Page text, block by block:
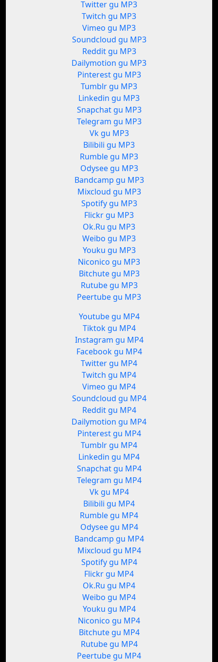
Twitter gu MP3
Twitch gu MP3
Vimeo gu MP3
Soundcloud gu MP3
Reddit gu MP3
Dailymotion gu MP3
Pinterest gu MP3
Tumblr gu MP3
Linkedin gu MP3
Snapchat gu MP3
Telegram gu MP3
Vk gu MP3
Bilibili gu MP3
Rumble gu MP3
Odysee gu MP3
Bandcamp gu MP3
Mixcloud gu MP3
Spotify gu MP3
Flickr gu MP3
Ok.Ru gu MP3
Weibo gu MP3
Youku gu MP3
Niconico gu MP3
Bitchute gu MP3
Rutube gu MP3
Peertube gu MP3
Youtube gu MP4
Tiktok gu MP4
Instagram gu MP4
Facebook gu MP4
Twitter gu MP4
Twitch gu MP4
Vimeo gu MP4
Soundcloud gu MP4
Reddit gu MP4
Dailymotion gu MP4
Pinterest gu MP4
Tumblr gu MP4
Linkedin gu MP4
Snapchat gu MP4
Telegram gu MP4
Vk gu MP4
Bilibili gu MP4
Rumble gu MP4
Odysee gu MP4
Bandcamp gu MP4
Mixcloud gu MP4
Spotify gu MP4
Flickr gu MP4
Ok.Ru gu MP4
Weibo gu MP4
Youku gu MP4
Niconico gu MP4
Bitchute gu MP4
Rutube gu MP4
Peertube gu MP4